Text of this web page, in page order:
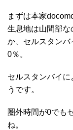
まずは本家
生息地は山間部
か、セルスタン
0％。
セルスタンバイ
うです。
圏外時間が0でも
ね。